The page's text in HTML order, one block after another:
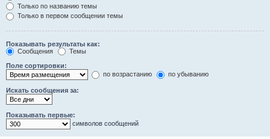
Только по названию темы
Только в первом сообщении темы
Показывать результаты как:
Сообщения
Темы
Поле сортировки:
по возрастанию
по убыванию
Искать сообщения за:
Показывать первые:
символов сообщений